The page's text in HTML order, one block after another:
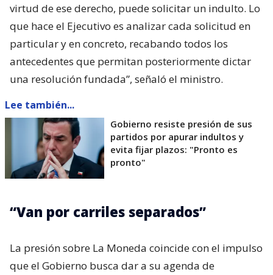
virtud de ese derecho, puede solicitar un indulto. Lo
que hace el Ejecutivo es analizar cada solicitud en
particular y en concreto, recabando todos los
antecedentes que permitan posteriormente dictar
una resolución fundada”, señaló el ministro.
Lee también...
Gobierno resiste presión de sus
partidos por apurar indultos y
evita fijar plazos: "Pronto es
pronto"
“Van por carriles separados”
La presión sobre La Moneda coincide con el impulso
que el Gobierno busca dar a su agenda de